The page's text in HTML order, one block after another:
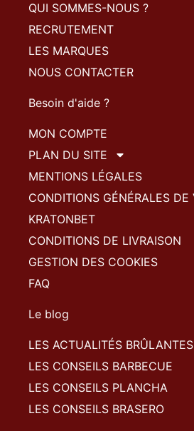
QUI SOMMES-NOUS ?
RECRUTEMENT
LES MARQUES
NOUS CONTACTER
Besoin d'aide ?
MON COMPTE
PLAN DU SITE
MENTIONS LÉGALES
CONDITIONS GÉNÉRALES DE
KRATONBET
CONDITIONS DE LIVRAISON
GESTION DES COOKIES
FAQ
Le blog
LES ACTUALITÉS BRÛLANTES
LES CONSEILS BARBECUE
LES CONSEILS PLANCHA
LES CONSEILS BRASERO